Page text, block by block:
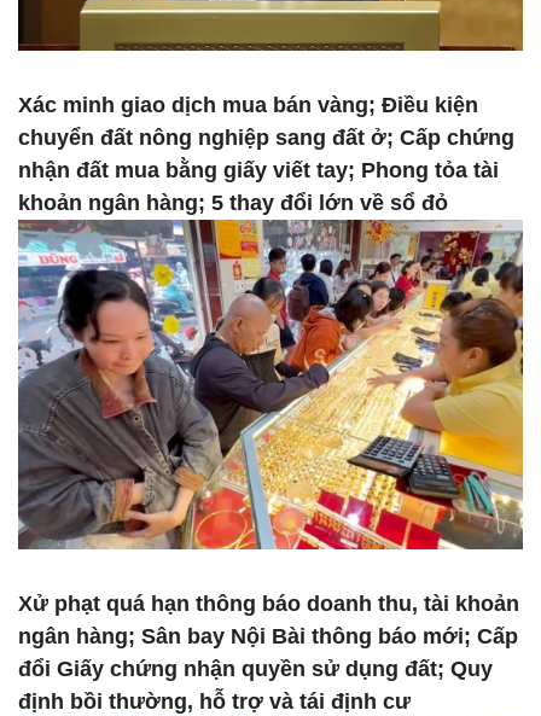
Xác minh giao dịch mua bán vàng; Điều kiện
chuyển đất nông nghiệp sang đất ở; Cấp chứng
nhận đất mua bằng giấy viết tay; Phong tỏa tài
khoản ngân hàng; 5 thay đổi lớn về sổ đỏ
Xử phạt quá hạn thông báo doanh thu, tài khoản
ngân hàng; Sân bay Nội Bài thông báo mới; Cấp
đổi Giấy chứng nhận quyền sử dụng đất; Quy
định bồi thường, hỗ trợ và tái định cư